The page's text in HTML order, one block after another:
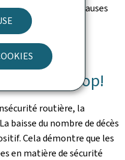
la répression des causes
de trop!
un de trop!
routière, la
baisse du nombre de décès
Cela démontre que les
en matière de sécurité